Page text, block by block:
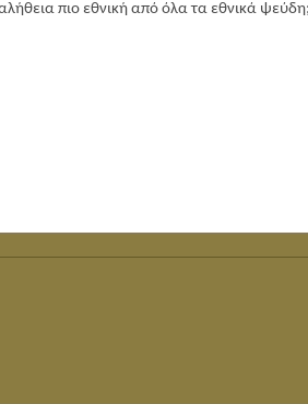
πιο εθνική από όλα τα εθνικά